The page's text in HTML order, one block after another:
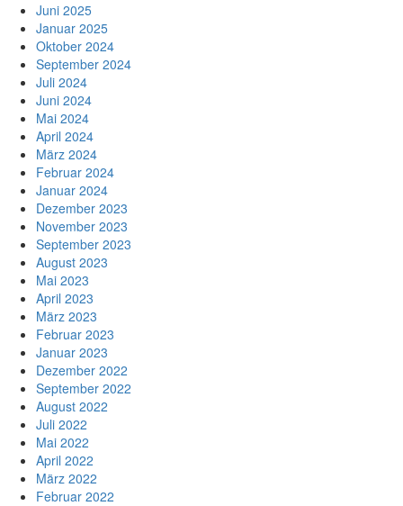
Juni 2025
Januar 2025
Oktober 2024
September 2024
Juli 2024
Juni 2024
Mai 2024
April 2024
März 2024
Februar 2024
Januar 2024
Dezember 2023
November 2023
September 2023
August 2023
Mai 2023
April 2023
März 2023
Februar 2023
Januar 2023
Dezember 2022
September 2022
August 2022
Juli 2022
Mai 2022
April 2022
März 2022
Februar 2022